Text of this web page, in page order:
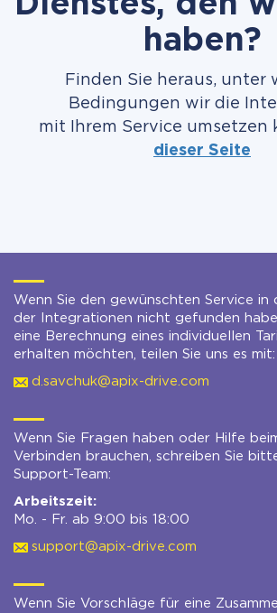
haben?
Finden Sie heraus, unter
Bedingungen wir die
mit Ihrem Service umsetzen
dieser Seite
Wenn Sie den gewünschten Service in
der Integrationen nicht gefunden
eine Berechnung eines individuellen
erhalten möchten, teilen Sie uns es mit:
d.savchuk@apix-drive.com
Wenn Sie Fragen haben oder Hilfe
Verbinden brauchen, schreiben Sie
Support-Team:
Arbeitszeit:
Mo. - Fr. ab 9:00 bis 18:00
support@apix-drive.com
Wenn Sie Vorschläge für eine